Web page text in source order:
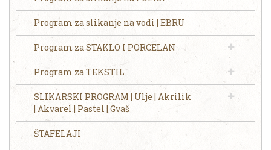
Program za slikanje na vodi | EBRU
Program za STAKLO I PORCELAN
Program za TEKSTIL
SLIKARSKI PROGRAM | Ulje | Akrilik
| Akvarel | Pastel | Gvaš
ŠTAFELAJI